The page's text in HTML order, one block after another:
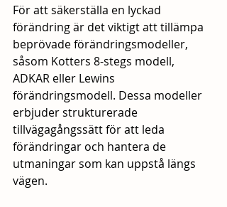
För att säkerställa en lyckad
förändring är det viktigt att tillämpa
beprövade förändringsmodeller,
såsom Kotters 8-stegs modell,
ADKAR eller Lewins
förändringsmodell. Dessa modeller
erbjuder strukturerade
tillvägagångssätt för att leda
förändringar och hantera de
utmaningar som kan uppstå längs
vägen.